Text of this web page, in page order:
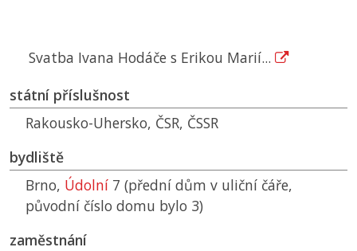
Svatba Ivana Hodáče s Erikou Marií...
státní příslušnost
Rakousko-Uhersko, ČSR, ČSSR
bydliště
Brno, Údolní 7 (přední dům v uliční čáře,
původní číslo domu bylo 3)
zaměstnání